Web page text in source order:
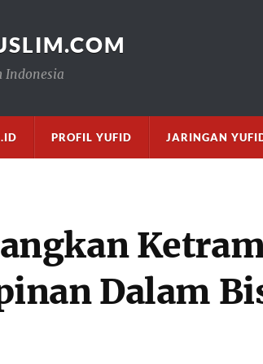
Indonesia
PROFIL YUFID JARINGAN
Dalam